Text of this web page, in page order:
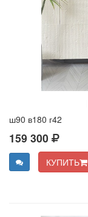
ш90 в180 г42
159 300
КУПИТЬ